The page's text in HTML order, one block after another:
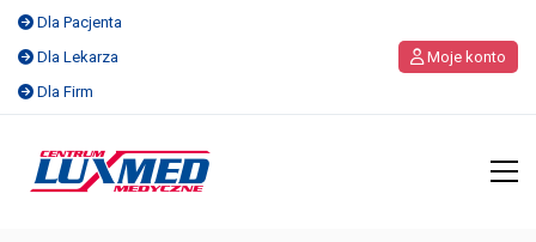
Dla Pacjenta
Dla Lekarza
Dla Firm
Moje konto